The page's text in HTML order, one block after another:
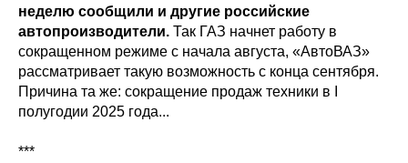
неделю сообщили и другие российские
автопроизводители. Так ГАЗ начнет работу в
сокращенном режиме с начала августа, «АвтоВАЗ»
рассматривает такую возможность с конца сентября.
Причина та же: сокращение продаж техники в I
полугодии 2025 года...
***